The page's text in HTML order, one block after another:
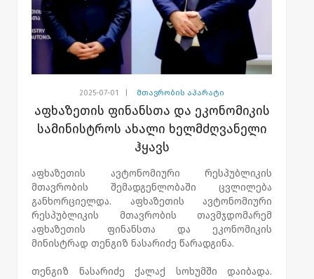
2025-07-01 მთავრობის აპარატი
აფხაზეთის ფინანსთა და ეკონომიკის
სამინისტროს ახალი ხელმძღვანელი
ჰყავს
აფხაზეთის ავტონომიური რესპუბლიკის
მთავრობის შემადგენლობაში ცვლილება
განხორციელდა. აფხაზეთის ავტონომიური
რესპუბლიკის მთავრობის თავმჯდომარემ
აფხაზეთის ფინანსთა და ეკონომიკის
მინისტრად თენგიზ ნასარიძე წარადგინა.
თენგიზ ნასარიძე ქალაქ სოხუმში დაიბადა.